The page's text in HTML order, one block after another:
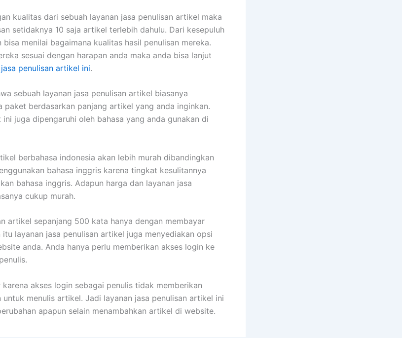
kualitas dari sebuah layanan jasa penulisan artikel maka
setidaknya 10 saja artikel terlebih dahulu. Dari kesepuluh
menilai bagaimana kualitas hasil penulisan mereka.
sesuai dengan harapan anda maka anda bisa lanjut
penulisan artikel ini.
sebuah layanan jasa penulisan artikel biasanya
paket berdasarkan panjang artikel yang anda inginkan.
juga dipengaruhi oleh bahasa yang anda gunakan di
berbahasa indonesia akan lebih murah dibandingkan
bahasa inggris karena tingkat kesulitannya
bahasa inggris. Adapun harga dan layanan jasa
cukup murah.
artikel sepanjang 500 kata hanya dengan membayar
itu layanan jasa penulisan artikel juga menyediakan opsi
anda. Anda hanya perlu memberikan akses login ke
akses login sebagai penulis tidak memberikan
untuk menulis artikel. Jadi layanan jasa penulisan artikel ini
apapun selain menambahkan artikel di website.